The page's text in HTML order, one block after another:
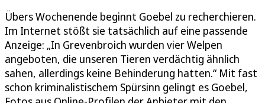
Übers Wochenende beginnt Goebel zu recherchieren.
Im Internet stößt sie tatsächlich auf eine passende
Anzeige: „In Grevenbroich wurden vier Welpen
angeboten, die unseren Tieren verdächtig ähnlich
sahen, allerdings keine Behinderung hatten.“ Mit fast
schon kriminalistischem Spürsinn gelingt es Goebel,